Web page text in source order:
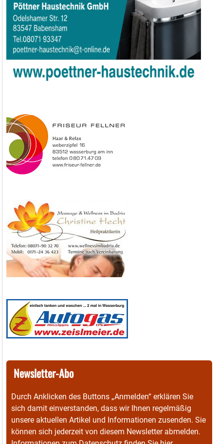
Newsletter-Abo
Durch Anklicken des Buttons „Anmelden“ erklären Sie
sich damit einverstanden, dass wir Ihnen regelmäßig
unsere aktuellen Artikel und Informationen zusenden. Sie
können sich jederzeit von diesem Newsletter abmelden.